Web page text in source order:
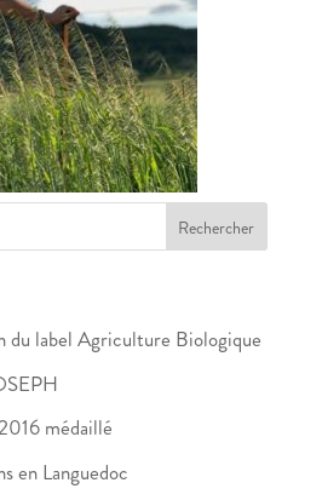
du label Agriculture Biologique
médaillé
en Languedoc